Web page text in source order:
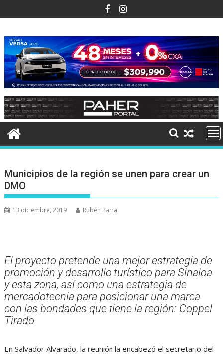
al
Municipios de la región se unen para crear un
DMO
13 diciembre, 2019 Rubén Parra
El proyecto pretende una mejor estrategia de
promoción y desarrollo turístico para Sinaloa
y esta zona, así como una estrategia de
mercadotecnia para posicionar una marca
con las bondades que tiene la región: Coppel
Tirado
En Salvador Alvarado, la reunión la encabezó el secretario del